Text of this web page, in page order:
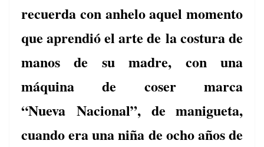
recuerda con anhelo aquel momento
que aprendió el arte de la costura de
manos de su madre, con una
máquina de coser marca
“NuevaNacional”, de manigueta,
cuando era una niña de ocho años de